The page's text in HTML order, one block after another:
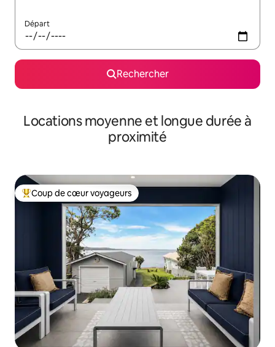
Départ
Rechercher
Locations moyenne et longue durée à
proximité
Coups de cœur voyageurs les plus appréciés
Coup de cœur voyageurs